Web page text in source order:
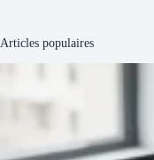
Articles populaires